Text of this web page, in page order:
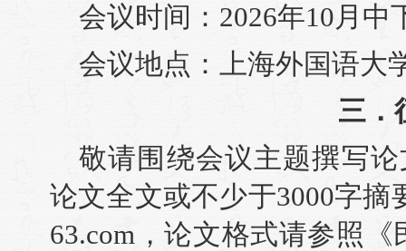
会议时间：2026年10月
会议地点：上海外国语大
三．
敬请围绕会议主题撰写
论文全文或不少于3000字摘
63.com，论文格式请参照